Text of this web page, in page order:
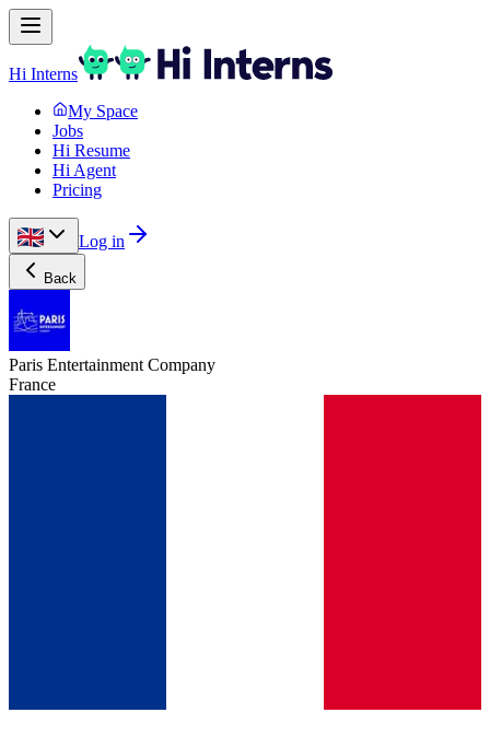
Hi Interns
My Space
Jobs
Hi Resume
Hi Agent
Pricing
Log in
Back
Paris Entertainment Company
France